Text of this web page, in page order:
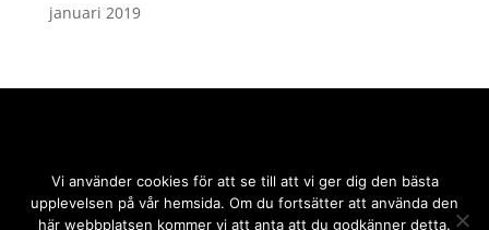
januari 2019
Vi använder cookies för att se till att vi ger dig den bästa
upplevelsen på vår hemsida. Om du fortsätter att använda den
här webbplatsen kommer vi att anta att du godkänner detta.